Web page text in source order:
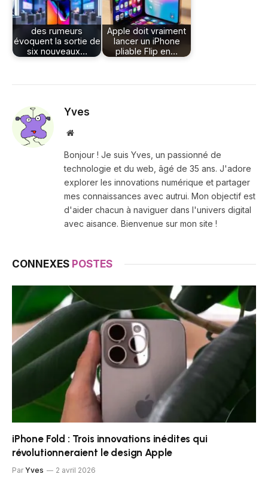
des rumeurs
évoquent la sortie de
six nouveaux…
Apple doit vraiment
lancer un iPhone
pliable Flip en…
Yves
Site
Bonjour ! Je suis Yves, un passionné de
technologie et du web, âgé de 35 ans. J'adore
explorer les innovations numérique et partager
mes connaissances avec autrui. Mon objectif est
d'aider chacun à naviguer dans l'univers digital
avec aisance. Bienvenue sur mon site !
CONNEXES POSTES
iPhone Fold : Trois innovations inédites qui
révolutionneraient le design Apple
Par Yves 2 avril 2026